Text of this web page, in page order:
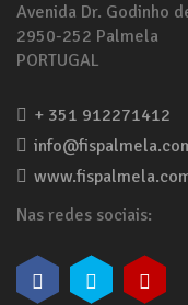
Avenida Dr. Godinho
2950-252 Palmela
PORTUGAL
+ 351 912271412
Nas redes sociais: